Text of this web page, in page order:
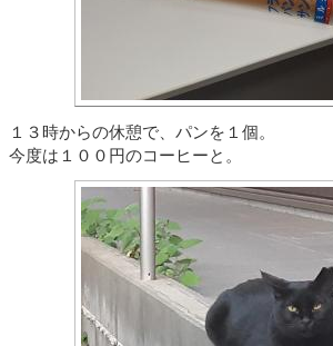
１３時からの休憩で、パンを１個。
今度は１００円のコーヒーと。